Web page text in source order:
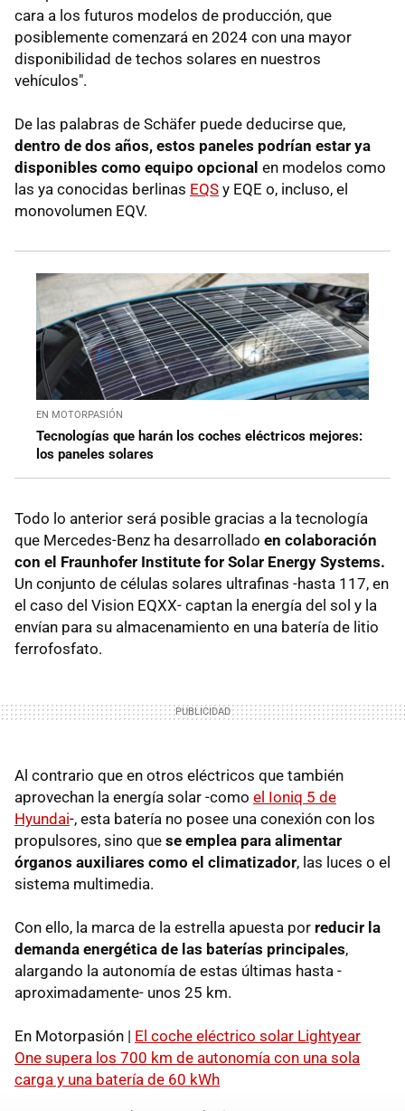
cara a los futuros modelos de producción, que
posiblemente comenzará en 2024 con una mayor
disponibilidad de techos solares en nuestros
vehículos".
De las palabras de Schäfer puede deducirse que,
dentro de dos años, estos paneles podrían estar ya
disponibles como equipo opcional en modelos como
las ya conocidas berlinas EQS y EQE o, incluso, el
monovolumen EQV.
EN MOTORPASIÓN
Tecnologías que harán los coches eléctricos mejores:
los paneles solares
Todo lo anterior será posible gracias a la tecnología
que Mercedes-Benz ha desarrollado en colaboración
con el Fraunhofer Institute for Solar Energy Systems.
Un conjunto de células solares ultrafinas -hasta 117, en
el caso del Vision EQXX- captan la energía del sol y la
envían para su almacenamiento en una batería de litio
ferrofosfato.
Al contrario que en otros eléctricos que también
aprovechan la energía solar -como el Ioniq 5 de
Hyundai-, esta batería no posee una conexión con los
propulsores, sino que se emplea para alimentar
órganos auxiliares como el climatizador, las luces o el
sistema multimedia.
Con ello, la marca de la estrella apuesta por reducir la
demanda energética de las baterías principales,
alargando la autonomía de estas últimas hasta -
aproximadamente- unos 25 km.
En Motorpasión | El coche eléctrico solar Lightyear
One supera los 700 km de autonomía con una sola
carga y una batería de 60 kWh